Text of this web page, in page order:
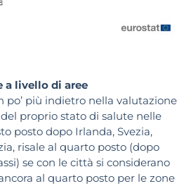
a livello di aree
po’ più indietro nella valutazione
proprio stato di salute nelle
posto dopo Irlanda, Svezia,
risale al quarto posto (dopo
se con le città si considerano
al quarto posto per le zone